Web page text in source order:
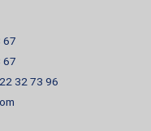
67
67
32 73 96